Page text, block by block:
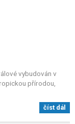
vybudován v
přírodou,
číst dál